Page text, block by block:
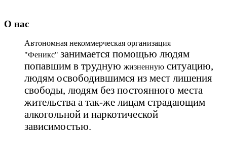
О нас
Автономная некоммерческая организация
"Феникс" занимается помощью людям
попавшим в трудную жизненную ситуацию,
людям освободившимся из мест лишения
свободы, людям без постоянного места
жительства а так-же лицам страдающим
алкогольной и наркотической
зависимостью.